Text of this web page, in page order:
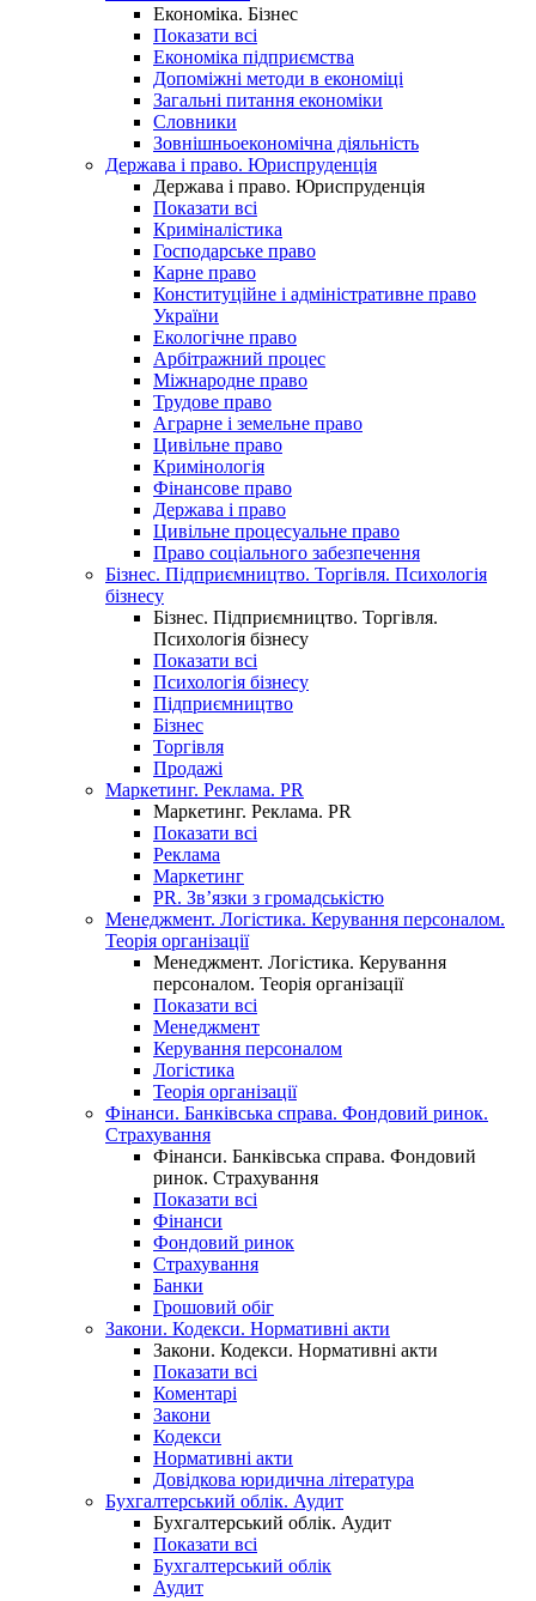
Економіка. Бізнес
Показати всі
Економіка підприємства
Допоміжні методи в економіці
Загальні питання економіки
Словники
Зовнішньоекономічна діяльність
Держава і право. Юриспруденція
Держава і право. Юриспруденція
Показати всі
Криміналістика
Господарське право
Карне право
Конституційне і адміністративне право
України
Екологічне право
Арбітражний процес
Міжнародне право
Трудове право
Аграрне і земельне право
Цивільне право
Кримінологія
Фінансове право
Держава і право
Цивільне процесуальне право
Право соціального забезпечення
Бізнес. Підприємництво. Торгівля. Психологія
бізнесу
Бізнес. Підприємництво. Торгівля.
Психологія бізнесу
Показати всі
Психологія бізнесу
Підприємництво
Бізнес
Торгівля
Продажі
Маркетинг. Реклама. PR
Маркетинг. Реклама. PR
Показати всі
Реклама
Маркетинг
PR. Зв’язки з громадськістю
Менеджмент. Логістика. Керування персоналом.
Теорія організації
Менеджмент. Логістика. Керування
персоналом. Теорія організації
Показати всі
Менеджмент
Керування персоналом
Логістика
Теорія організації
Фінанси. Банківська справа. Фондовий ринок.
Страхування
Фінанси. Банківська справа. Фондовий
ринок. Страхування
Показати всі
Фінанси
Фондовий ринок
Страхування
Банки
Грошовий обіг
Закони. Кодекси. Нормативні акти
Закони. Кодекси. Нормативні акти
Показати всі
Коментарі
Закони
Кодекси
Нормативні акти
Довідкова юридична література
Бухгалтерський облік. Аудит
Бухгалтерський облік. Аудит
Показати всі
Бухгалтерський облік
Аудит